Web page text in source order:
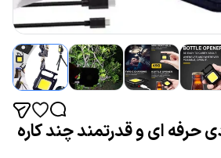
حرفه ای و قدرتمند چند کاره